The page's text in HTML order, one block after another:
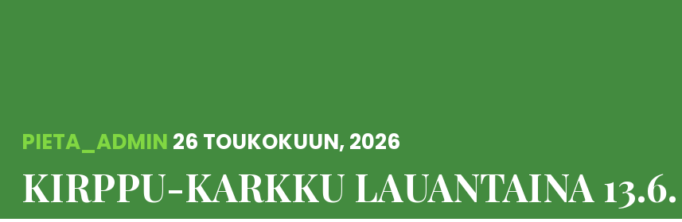
PIETA_ADMIN 26 TOUKOKUUN, 2026
KIRPPU-KARKKU LAUANTAINA 13.6.